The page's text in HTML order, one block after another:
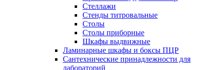
Стеллажи
Стенды титровальные
Столы
Столы приборные
Шкафы выдвижные
Ламинарные шкафы и боксы ПЦР
Сантехнические принадлежности для
лабораторий